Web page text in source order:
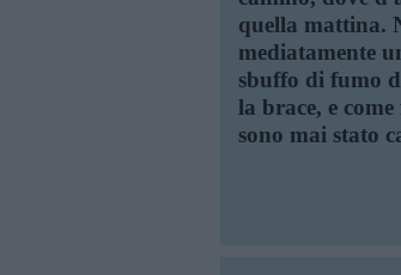
quella mattina.
mediatamente
sbuffo di fumo
la brace, e
sono mai stato